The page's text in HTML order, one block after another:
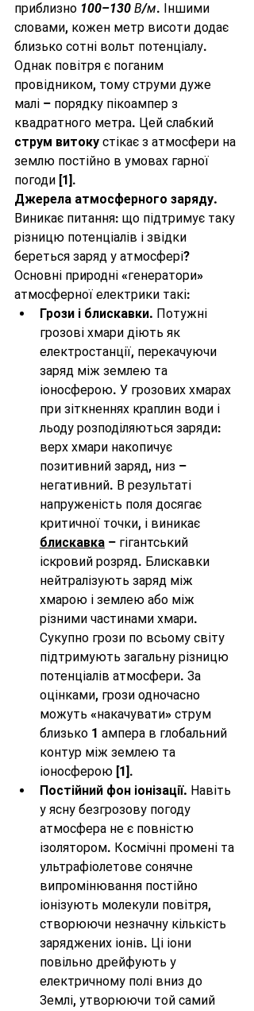
приблизно 100–130 В/м. Іншими
словами, кожен метр висоти додає
близько сотні вольт потенціалу.
Однак повітря є поганим
провідником, тому струми дуже
малі – порядку пікоампер з
квадратного метра. Цей слабкий
струм витоку стікає з атмосфери на
землю постійно в умовах гарної
погоди [1].
Джерела атмосферного заряду.
Виникає питання: що підтримує таку
різницю потенціалів і звідки
береться заряд у атмосфері?
Основні природні «генератори»
атмосферної електрики такі:
Грози і блискавки. Потужні
грозові хмари діють як
електростанції, перекачуючи
заряд між землею та
іоносферою. У грозових хмарах
при зіткненнях краплин води і
льоду розподіляються заряди:
верх хмари накопичує
позитивний заряд, низ –
негативний. В результаті
напруженість поля досягає
критичної точки, і виникає
блискавка – гігантський
іскровий розряд. Блискавки
нейтралізують заряд між
хмарою і землею або між
різними частинами хмари.
Сукупно грози по всьому світу
підтримують загальну різницю
потенціалів атмосфери. За
оцінками, грози одночасно
можуть «накачувати» струм
близько 1 ампера в глобальний
контур між землею та
іоносферою [1].
Постійний фон іонізації. Навіть
у ясну безгрозову погоду
атмосфера не є повністю
ізолятором. Космічні промені та
ультрафіолетове сонячне
випромінювання постійно
іонізують молекули повітря,
створюючи незначну кількість
заряджених іонів. Ці іони
повільно дрейфують у
електричному полі вниз до
Землі, утворюючи той самий